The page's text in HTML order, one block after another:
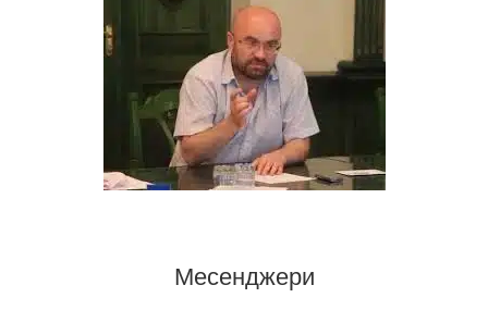
Месенджери